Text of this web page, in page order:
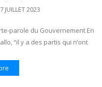
7 JUILLET 2023
parole du Gouvernement En
“il y a des partis qui n’ont